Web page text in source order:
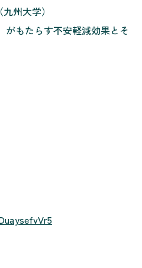
州大学）
がもたらす不安軽減効果とそ